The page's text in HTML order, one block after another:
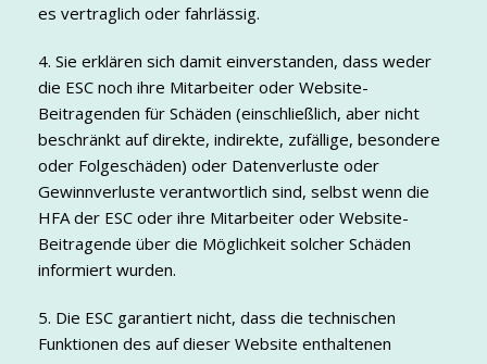
es vertraglich oder fahrlässig.
4. Sie erklären sich damit einverstanden, dass weder
die ESC noch ihre Mitarbeiter oder Website-
Beitragenden für Schäden (einschließlich, aber nicht
beschränkt auf direkte, indirekte, zufällige, besondere
oder Folgeschäden) oder Datenverluste oder
Gewinnverluste verantwortlich sind, selbst wenn die
HFA der ESC oder ihre Mitarbeiter oder Website-
Beitragende über die Möglichkeit solcher Schäden
informiert wurden.
5. Die ESC garantiert nicht, dass die technischen
Funktionen des auf dieser Website enthaltenen